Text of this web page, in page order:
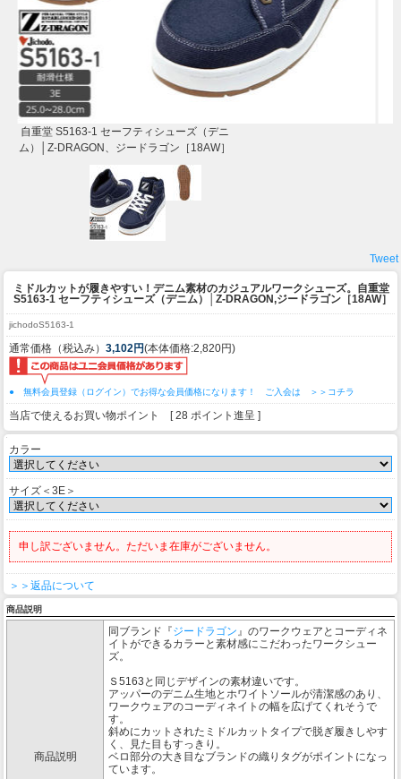
自重堂 S5163-1 セーフティシューズ（デニ
ム）│Z-DRAGON、ジードラゴン［18AW］
Tweet
ミドルカットが履きやすい！デニム素材のカジュアルワークシューズ。 自重堂
S5163-1 セーフティシューズ（デニム）│Z-DRAGON,ジードラゴン［18AW］
jichodoS5163-1
通常価格（税込み） 3,102円(本体価格:2,820円)
● 無料会員登録（ログイン）でお得な会員価格になります！ ご入会は ＞＞コチラ
当店で使えるお買い物ポイント [ 28 ポイント進呈 ]
カラー
サイズ＜3E＞
申し訳ございません。ただいま在庫がございません。
＞＞返品について
商品説明
商品説明
同ブランド『ジードラゴン』のワークウェアとコーディネ
イトができるカラーと素材感にこだわったワークシュー
ズ。
Ｓ5163と同じデザインの素材違いです。
アッパーのデニム生地とホワイトソールが清潔感のあり、
ワークウェアのコーディネイトの幅を広げてくれそうで
す。
斜めにカットされたミドルカットタイプで脱ぎ履きしやす
く、見た目もすっきり。
ベロ部分の大き目なブランドの織りタグがポイントになっ
ています。